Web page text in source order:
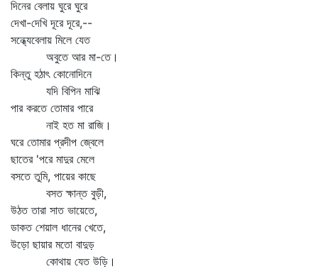
দিনের বেলায় ঘুরে ঘুরে
দেখা-দেখি দূরে দূরে,--
সন্ধ্যেবেলায় মিলে যেত
অবুতে আর মা-তে।
কিন্তু হঠাৎ কোনোদিনে
যদি বিপিন মাঝি
পার করতে তোমার পারে
নাই হত মা রাজি।
ঘরে তোমার প্রদীপ জ্বেলে
ছাতের 'পরে মাদুর মেলে
বসতে তুমি, পায়ের কাছে
বসত ক্ষান্ত বুড়ী,
উঠত তারা সাত ভায়েতে,
ডাকত শেয়াল ধানের খেতে,
উড়ো ছায়ার মতো বাদুড়
কোথায় যেত উড়ি।